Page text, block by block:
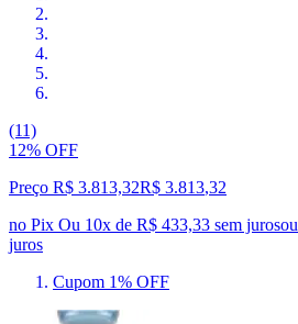
(11)
12% OFF
Preço R$ 3.813,32R$ 3.813,32
no Pix Ou 10x de R$ 433,33 sem jurosou
juros
Cupom 1% OFF